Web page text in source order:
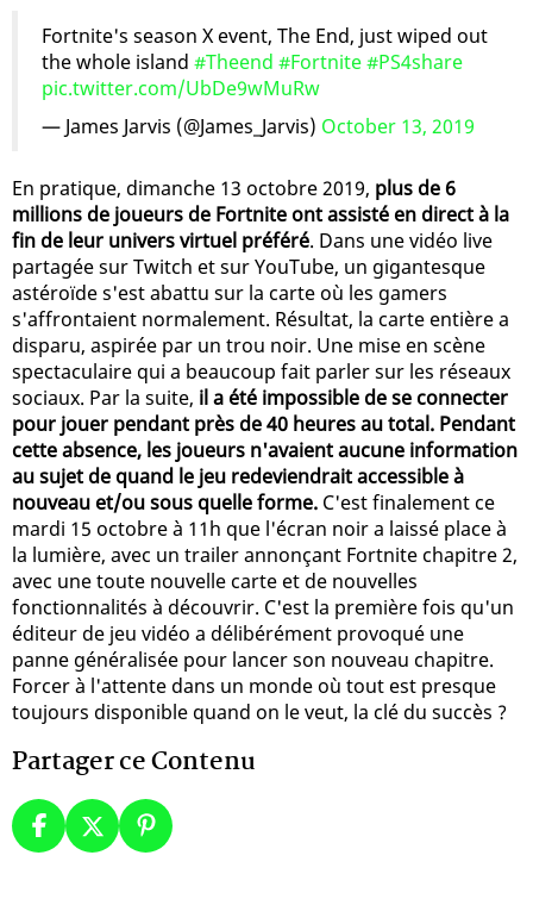
Fortnite's season X event, The End, just wiped out
the whole island #Theend #Fortnite#PS4share
pic.twitter.com/UbDe9wMuRw
— James Jarvis (@James_Jarvis) October 13, 2019
En pratique, dimanche 13 octobre 2019, plus de 6
millions de joueurs de Fortnite ont assisté en direct à la
fin de leur univers virtuel préféré. Dans une vidéo live
partagée sur Twitch et sur YouTube, un gigantesque
astéroïde s'est abattu sur la carte où les gamers
s'affrontaient normalement. Résultat, la carte entière a
disparu, aspirée par un trou noir. Une mise en scène
spectaculaire qui a beaucoup fait parler sur les réseaux
sociaux. Par la suite, il a été impossible de se connecter
pour jouer pendant près de 40 heures au total. Pendant
cette absence, les joueurs n'avaient aucune information
au sujet de quand le jeu redeviendrait accessible à
nouveau et/ou sous quelle forme. C'est finalement ce
mardi 15 octobre à 11h que l'écran noir a laissé place à
la lumière, avec un trailer annonçant Fortnite chapitre 2,
avec une toute nouvelle carte et de nouvelles
fonctionnalités à découvrir. C'est la première fois qu'un
éditeur de jeu vidéo a délibérément provoqué une
panne généralisée pour lancer son nouveau chapitre.
Forcer à l'attente dans un monde où tout est presque
toujours disponible quand on le veut, la clé du succès ?
Partager ce Contenu